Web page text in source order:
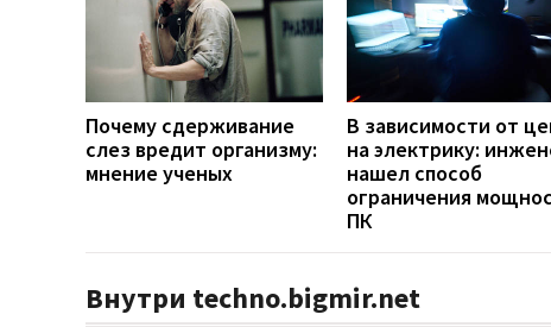
Почему сдерживание
слез вредит организму:
мнение ученых
В зависимости от
на электрику:
нашел способ
ограничения
ПК
Внутри techno.bigmir.net